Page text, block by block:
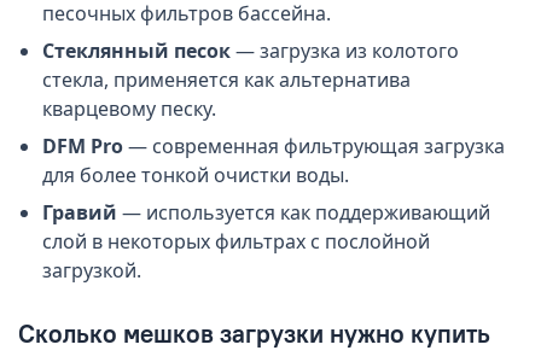
песочных фильтров бассейна.
Стеклянный песок— загрузка из колотого
стекла, применяется как альтернатива
кварцевому песку.
DFM Pro— современная фильтрующая загрузка
для более тонкой очистки воды.
Гравий — используется как поддерживающий
слой в некоторых фильтрах с послойной
загрузкой.
Сколько мешков загрузки нужно купить